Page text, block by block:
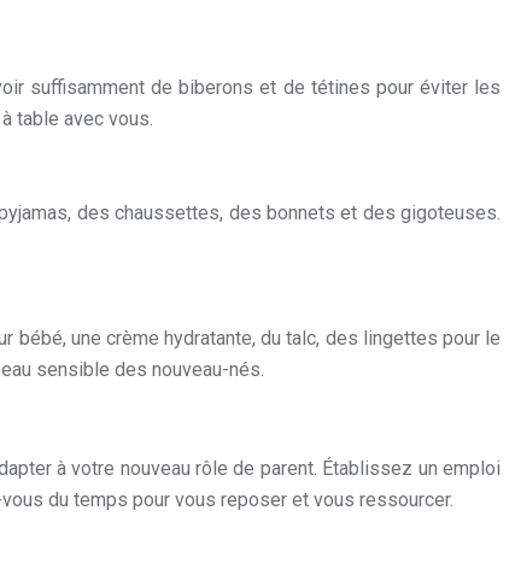
suffisamment de biberons et de tétines pour éviter les
table avec vous.
des chaussettes, des bonnets et des gigoteuses.
une crème hydratante, du talc, des lingettes pour le
sensible des nouveau-nés.
à votre nouveau rôle de parent. Établissez un emploi
du temps pour vous reposer et vous ressourcer.